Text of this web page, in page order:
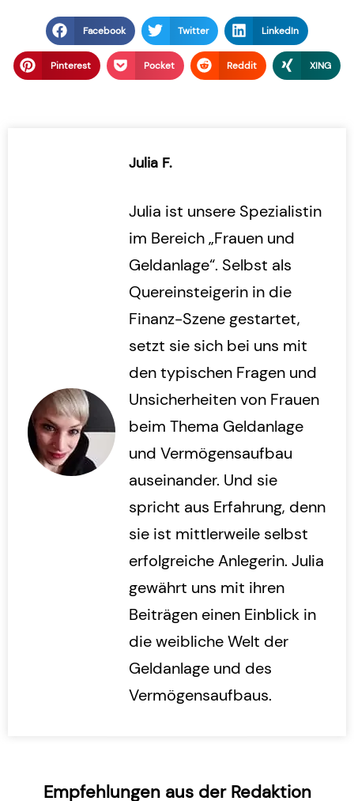
Facebook Twitter LinkedIn
Pinterest Pocket Reddit XING
Julia F.
Julia ist unsere Spezialistin
im Bereich „Frauen und
Geldanlage“. Selbst als
Quereinsteigerin in die
Finanz-Szene gestartet,
setzt sie sich bei uns mit
den typischen Fragen und
Unsicherheiten von Frauen
beim Thema Geldanlage
und Vermögensaufbau
auseinander. Und sie
spricht aus Erfahrung, denn
sie ist mittlerweile selbst
erfolgreiche Anlegerin. Julia
gewährt uns mit ihren
Beiträgen einen Einblick in
die weibliche Welt der
Geldanlage und des
Vermögensaufbaus.
Empfehlungen aus der Redaktion